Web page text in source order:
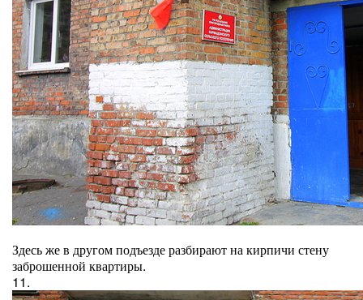
Здесь же в другом подъезде разбирают на кирпичи стену
заброшенной квартиры.
11.